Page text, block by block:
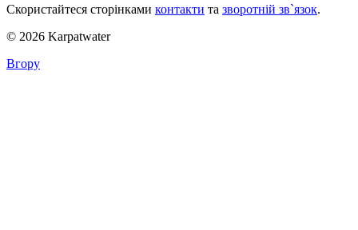
Скористайтеся сторінками контакти та зворотній зв`язок.
© 2026 Karpatwater
Вгору